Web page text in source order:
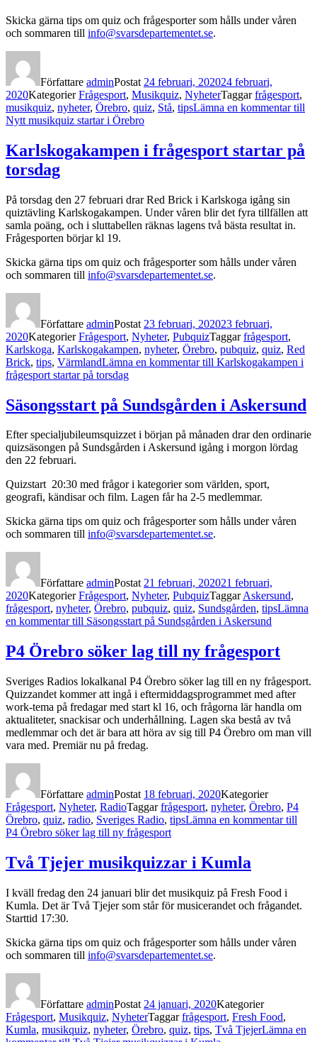
Skicka gärna tips om quiz och frågesporter som hålls under våren
och sommaren till info@svarsdepartementet.se.
Författare adminPostat 24 februari, 202024 februari,
2020KategorierFrågesport, Musikquiz, NyheterTaggarfrågesport,
musikquiz, nyheter, Örebro, quiz, Stå, tipsLämna en kommentartill
Nytt musikquiz startar i Örebro
Karlskogakampen i frågesport startar på
torsdag
På torsdag den 27 februari drar Red Brick i Karlskoga igång sin
quiztävling Karlskogakampen. Under våren blir det fyra tillfällen att
samla poäng, och i sluttabellen räknas lagens två bästa resultat in.
Frågesporten börjar kl 19.
Skicka gärna tips om quiz och frågesporter som hålls under våren
och sommaren till info@svarsdepartementet.se.
Författare adminPostat 23 februari, 202023 februari,
2020KategorierFrågesport, Nyheter, PubquizTaggarfrågesport,
Karlskoga, Karlskogakampen, nyheter, Örebro, pubquiz, quiz, Red
Brick, tips, VärmlandLämna en kommentartill Karlskogakampen i
frågesport startar på torsdag
Säsongsstart på Sundsgården i Askersund
Efter specialjubileumsquizzet i början på månaden drar den ordinarie
quizsäsongen på Sundsgården i Askersund igång i morgon lördag
den 22 februari.
Quizstart 20:30 med frågor i kategorier som världen, sport,
geografi, kändisar och film. Lagen får ha 2-5 medlemmar.
Skicka gärna tips om quiz och frågesporter som hålls under våren
och sommaren till info@svarsdepartementet.se.
Författare adminPostat21 februari, 202021 februari,
2020KategorierFrågesport, Nyheter, PubquizTaggarAskersund,
frågesport, nyheter, Örebro, pubquiz, quiz, Sundsgården, tipsLämna
en kommentartill Säsongsstart på Sundsgården i Askersund
P4 Örebro söker lag till ny frågesport
Sveriges Radios lokalkanal P4 Örebro söker lag till en ny frågesport.
Quizzandet kommer att ingå i eftermiddagsprogrammet med after
work-tema på fredagar med start kl 16, och frågorna lär handla om
aktualiteter, snackisar och underhållning. Lagen ska bestå av två
medlemmar och det är bara att höra av sig till P4 Örebro om man vill
vara med. Premiär nu på fredag.
Författare adminPostat 18 februari, 2020Kategorier
Frågesport, Nyheter, RadioTaggarfrågesport, nyheter, Örebro, P4
Örebro, quiz, radio, Sveriges Radio, tipsLämna en kommentartill
P4 Örebro söker lag till ny frågesport
Två Tjejer musikquizzar i Kumla
I kväll fredag den 24 januari blir det musikquiz på Fresh Food i
Kumla. Det är Två Tjejer som står för musicerandet och frågandet.
Starttid 17:30.
Skicka gärna tips om quiz och frågesporter som hålls under våren
och sommaren till info@svarsdepartementet.se.
Författare adminPostat 24 januari, 2020Kategorier
Frågesport, Musikquiz, NyheterTaggarfrågesport, Fresh Food,
Kumla, musikquiz, nyheter, Örebro, quiz, tips, Två TjejerLämna en